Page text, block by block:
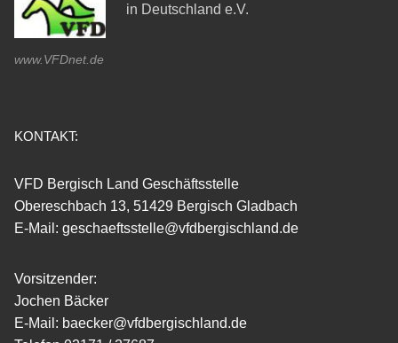
www.VFDnet.de
in Deutschland e.V.
KONTAKT:
VFD Bergisch Land Geschäftsstelle
Obereschbach 13, 51429 Bergisch Gladbach
E-Mail: geschaeftsstelle@vfdbergischland.de
Vorsitzender:
Jochen Bäcker
E-Mail: baecker@vfdbergischland.de